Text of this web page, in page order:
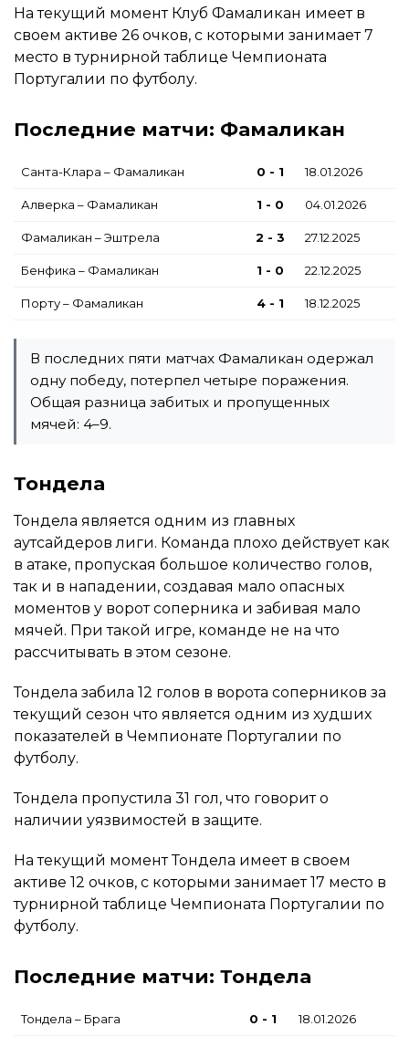
На текущий момент Клуб Фамаликан имеет в
своем активе 26 очков, с которыми занимает 7
место в турнирной таблице Чемпионата
Португалии по футболу.
Последние матчи: Фамаликан
Санта-Клара – Фамаликан 0 - 1 18.01.2026
Алверка – Фамаликан 1 - 0 04.01.2026
Фамаликан – Эштрела 2 - 3 27.12.2025
Бенфика – Фамаликан 1 - 0 22.12.2025
Порту – Фамаликан 4 - 1 18.12.2025
В последних пяти матчах Фамаликан одержал
одну победу, потерпел четыре поражения.
Общая разница забитых и пропущенных
мячей: 4–9.
Тондела
Тондела является одним из главных
аутсайдеров лиги. Команда плохо действует как
в атаке, пропуская большое количество голов,
так и в нападении, создавая мало опасных
моментов у ворот соперника и забивая мало
мячей. При такой игре, команде не на что
рассчитывать в этом сезоне.
Тондела забила 12 голов в ворота соперников за
текущий сезон что является одним из худших
показателей в Чемпионате Португалии по
футболу.
Тондела пропустила 31 гол, что говорит о
наличии уязвимостей в защите.
На текущий момент Тондела имеет в своем
активе 12 очков, с которыми занимает 17 место в
турнирной таблице Чемпионата Португалии по
футболу.
Последние матчи: Тондела
Тондела – Брага 0 - 1 18.01.2026